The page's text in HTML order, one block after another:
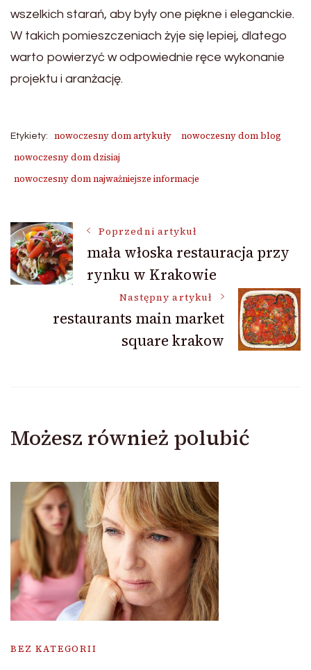
wszelkich starań, aby były one piękne i eleganckie.
W takich pomieszczeniach żyje się lepiej, dlatego
warto powierzyć w odpowiednie ręce wykonanie
projektu i aranżację.
Etykiety: nowoczesny dom artykuły
nowoczesny dom blog
nowoczesny dom dzisiaj
nowoczesny dom najważniejsze informacje
Nawigacja
wpisu
Poprzedni artykuł
mała włoska restauracja przy
rynku w Krakowie
Następny artykuł
restaurants main market
square krakow
Możesz również polubić
BEZ KATEGORII